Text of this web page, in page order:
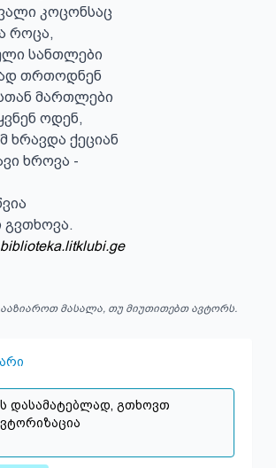
კოცონსაც
როცა,
სანთლები
თრთოდნენ
მართლები
ოდენ,
ხრავდა ქეციან
ხროვა -
გვთხოვა.
მასალა, თუ მიუთითებთ ავტორს.